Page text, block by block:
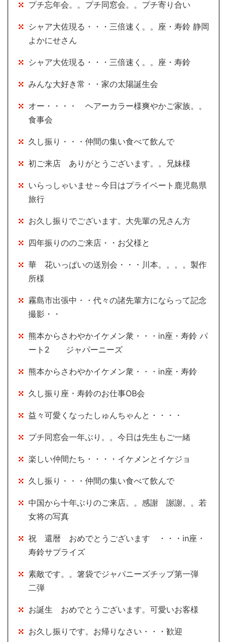
プチ忘年会。。プチ同窓会。。プチ寄り合い
シャア大佐現る・・・三倍速く。。座・寿鈴 静岡
よかにせさん
シャア大佐現る・・・三倍速く。。座・寿鈴
みんな大好き常・・家の太陽誕生会
オー・・・・ ヘアーカラー様爽やかご家族。。
食事会
久し振り・・・仲間の集い食べて飲んで
初ご来店 ありがとうございます。。兄妹様
いらっしゃいませ～今日はプライベート鹿児島県
旅行
お久し振りでございます。大先輩の兄さん方
四年振りののご来店・・お父様と
華 花いっぱいの送別会・・・川本。。。。製作
所様
霧島市出張中・・代々の諸先輩方にならって記念
撮影・・
熊本からさわやかイケメン衆・・・in座・寿鈴 パ
ート2 ジャパーニーズ
熊本からさわやかイケメン衆・・・in座・寿鈴
久し振り座・寿鈴のお仕事OB会
益々可愛くなったしゅんちゃんと・・・・
プチ同窓会一年ぶり。。今日は先生もご一緒
楽しい仲間たち・・・・イケメンとイケジョ
久し振り・・・仲間の集い食べて飲んで
中国から十年ぶりのご来店。。感謝 謝謝。。若
女将の写真
祝 還暦 おめでとうございます ・・・in座・
寿鈴サプライズ
素敵です。。箸袋でジャパニーズチップ第一弾
二弾
お誕生 おめでとうございます。可愛いお客様
お久し振りです。お帰りなさい・・・歓迎